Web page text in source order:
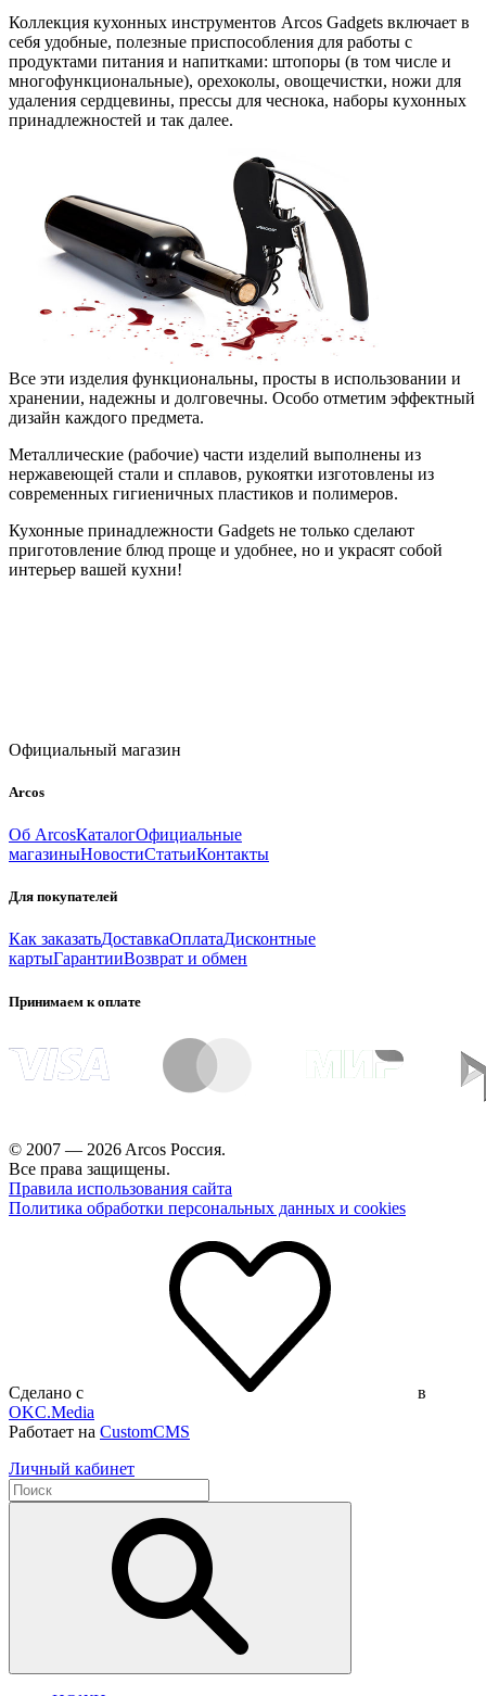
Коллекция кухонных инструментов Arcos Gadgets включает в
себя удобные, полезные приспособления для работы с
продуктами питания и напитками: штопоры (в том числе и
многофункциональные), орехоколы, овощечистки, ножи для
удаления сердцевины, прессы для чеснока, наборы кухонных
принадлежностей и так далее.
Все эти изделия функциональны, просты в использовании и
хранении, надежны и долговечны. Особо отметим эффектный
дизайн каждого предмета.
Металлические (рабочие) части изделий выполнены из
нержавеющей стали и сплавов, рукоятки изготовлены из
современных гигиеничных пластиков и полимеров.
Кухонные принадлежности Gadgets не только сделают
приготовление блюд проще и удобнее, но и украсят собой
интерьер вашей кухни!
Официальный магазин
Arcos
Об ArcosКаталогОфициальные
магазиныНовостиСтатьиКонтакты
Для покупателей
Как заказатьДоставкаОплатаДисконтные
картыГарантииВозврат и обмен
Принимаем к оплате
© 2007 — 2026 Arcos Россия.
Все права защищены.
Правила использования сайта
Политика обработки персональных данных и cookies
Сделано с
в
OKC.Media
Работает на CustomCMS
Личный кабинет